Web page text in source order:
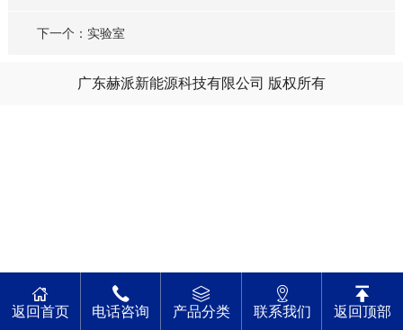
下一个：实验室
广东赫派新能源科技有限公司 版权所有
返回首页 电话咨询 产品分类 联系我们 返回顶部